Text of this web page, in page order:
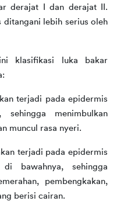
derajat I dan derajat II.
ditangani lebih serius oleh
klasifikasi luka bakar
terjadi pada epidermis
menimbulkan
muncul rasa nyeri.
terjadi pada epidermis
bawahnya, sehingga
pembengkakan,
berisi cairan.